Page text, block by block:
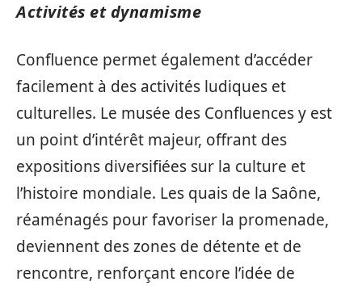
Activités et dynamisme
Confluence permet également d’accéder
facilement à des activités ludiques et
culturelles. Le musée des Confluences y est
un point d’intérêt majeur, offrant des
expositions diversifiées sur la culture et
l’histoire mondiale. Les quais de la Saône,
réaménagés pour favoriser la promenade,
deviennent des zones de détente et de
rencontre, renforçant encore l’idée de